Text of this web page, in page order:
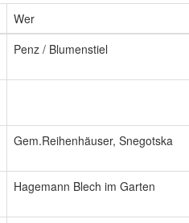
Wer
Penz / Blumenstiel
Gem.Reihenhäuser, Snegotska
Hagemann Blech im Garten